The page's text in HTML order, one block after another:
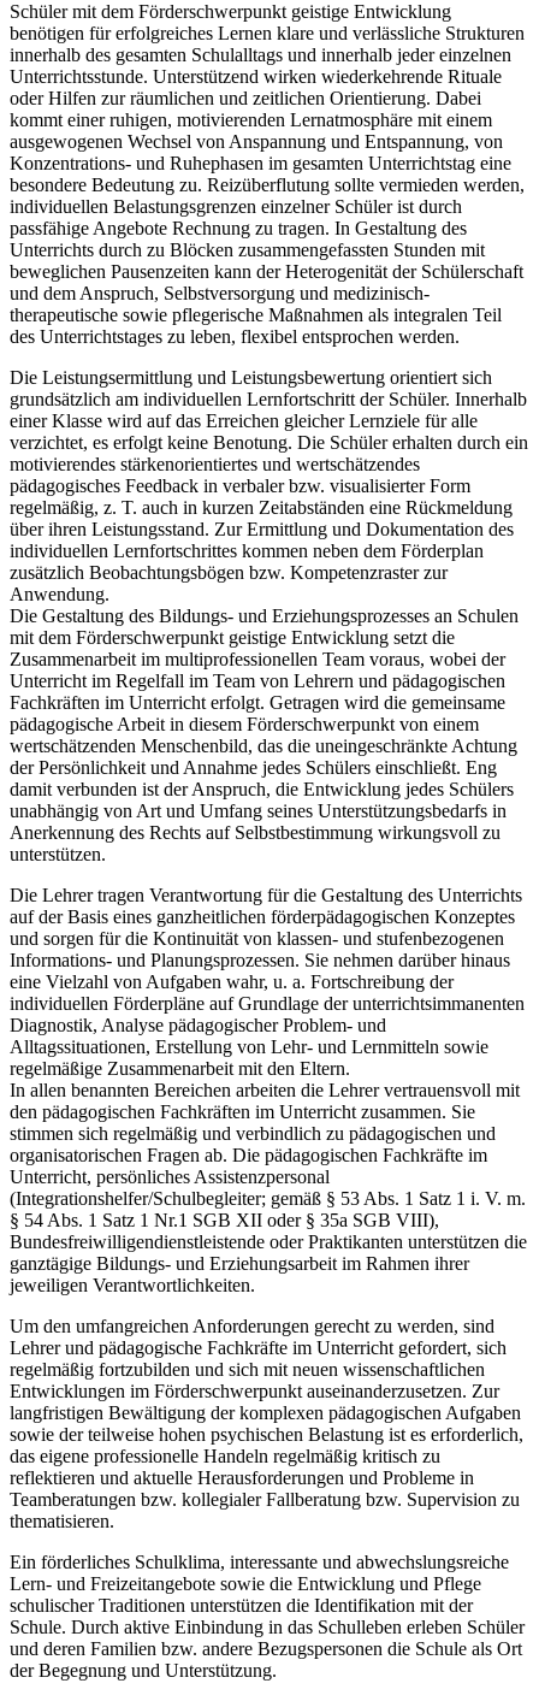
Schüler mit dem Förderschwerpunkt geistige Entwicklung
benötigen für erfolgreiches Lernen klare und verlässliche Strukturen
innerhalb des gesamten Schulalltags und innerhalb jeder einzelnen
Unterrichtsstunde. Unterstützend wirken wiederkehrende Rituale
oder Hilfen zur räumlichen und zeitlichen Orientierung. Dabei
kommt einer ruhigen, motivierenden Lernatmosphäre mit einem
ausgewogenen Wechsel von Anspannung und Entspannung, von
Konzentrations- und Ruhephasen im gesamten Unterrichtstag eine
besondere Bedeutung zu. Reizüberflutung sollte vermieden werden,
individuellen Belastungsgrenzen einzelner Schüler ist durch
passfähige Angebote Rechnung zu tragen. In Gestaltung des
Unterrichts durch zu Blöcken zusammengefassten Stunden mit
beweglichen Pausenzeiten kann der Heterogenität der Schülerschaft
und dem Anspruch, Selbstversorgung und medizinisch-
therapeutische sowie pflegerische Maßnahmen als integralen Teil
des Unterrichtstages zu leben, flexibel entsprochen werden.
Die Leistungsermittlung und Leistungsbewertung orientiert sich
grundsätzlich am individuellen Lernfortschritt der Schüler. Innerhalb
einer Klasse wird auf das Erreichen gleicher Lernziele für alle
verzichtet, es erfolgt keine Benotung. Die Schüler erhalten durch ein
motivierendes stärkenorientiertes und wertschätzendes
pädagogisches Feedback in verbaler bzw. visualisierter Form
regelmäßig, z. T. auch in kurzen Zeitabständen eine Rückmeldung
über ihren Leistungsstand. Zur Ermittlung und Dokumentation des
individuellen Lernfortschrittes kommen neben dem Förderplan
zusätzlich Beobachtungsbögen bzw. Kompetenzraster zur
Anwendung.
Die Gestaltung des Bildungs- und Erziehungsprozesses an Schulen
mit dem Förderschwerpunkt geistige Entwicklung setzt die
Zusammenarbeit im multiprofessionellen Team voraus, wobei der
Unterricht im Regelfall im Team von Lehrern und pädagogischen
Fachkräften im Unterricht erfolgt. Getragen wird die gemeinsame
pädagogische Arbeit in diesem Förderschwerpunkt von einem
wertschätzenden Menschenbild, das die uneingeschränkte Achtung
der Persönlichkeit und Annahme jedes Schülers einschließt. Eng
damit verbunden ist der Anspruch, die Entwicklung jedes Schülers
unabhängig von Art und Umfang seines Unterstützungsbedarfs in
Anerkennung des Rechts auf Selbstbestimmung wirkungsvoll zu
unterstützen.
Die Lehrer tragen Verantwortung für die Gestaltung des Unterrichts
auf der Basis eines ganzheitlichen förderpädagogischen Konzeptes
und sorgen für die Kontinuität von klassen- und stufenbezogenen
Informations- und Planungsprozessen. Sie nehmen darüber hinaus
eine Vielzahl von Aufgaben wahr, u. a. Fortschreibung der
individuellen Förderpläne auf Grundlage der unterrichtsimmanenten
Diagnostik, Analyse pädagogischer Problem- und
Alltagssituationen, Erstellung von Lehr- und Lernmitteln sowie
regelmäßige Zusammenarbeit mit den Eltern.
In allen benannten Bereichen arbeiten die Lehrer vertrauensvoll mit
den pädagogischen Fachkräften im Unterricht zusammen. Sie
stimmen sich regelmäßig und verbindlich zu pädagogischen und
organisatorischen Fragen ab. Die pädagogischen Fachkräfte im
Unterricht, persönliches Assistenzpersonal
(Integrationshelfer/Schulbegleiter; gemäß § 53 Abs. 1 Satz 1 i. V. m.
§ 54 Abs. 1 Satz 1 Nr.1 SGB XII oder § 35a SGB VIII),
Bundesfreiwilligendienstleistende oder Praktikanten unterstützen die
ganztägige Bildungs- und Erziehungsarbeit im Rahmen ihrer
jeweiligen Verantwortlichkeiten.
Um den umfangreichen Anforderungen gerecht zu werden, sind
Lehrer und pädagogische Fachkräfte im Unterricht gefordert, sich
regelmäßig fortzubilden und sich mit neuen wissenschaftlichen
Entwicklungen im Förderschwerpunkt auseinanderzusetzen. Zur
langfristigen Bewältigung der komplexen pädagogischen Aufgaben
sowie der teilweise hohen psychischen Belastung ist es erforderlich,
das eigene professionelle Handeln regelmäßig kritisch zu
reflektieren und aktuelle Herausforderungen und Probleme in
Teamberatungen bzw. kollegialer Fallberatung bzw. Supervision zu
thematisieren.
Ein förderliches Schulklima, interessante und abwechslungsreiche
Lern- und Freizeitangebote sowie die Entwicklung und Pflege
schulischer Traditionen unterstützen die Identifikation mit der
Schule. Durch aktive Einbindung in das Schulleben erleben Schüler
und deren Familien bzw. andere Bezugspersonen die Schule als Ort
der Begegnung und Unterstützung.